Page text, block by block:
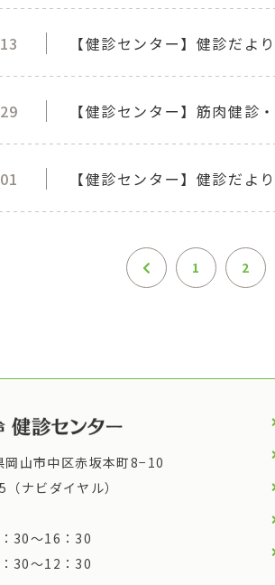
【健診センター】健診だ
【健診センター】筋肉健診
【健診センター】健診だ
1 2
山市中区赤坂本町8−10
ナビダイヤル）
30～16：30
12：30